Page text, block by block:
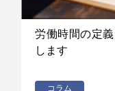
労働時間の定
します
コラム